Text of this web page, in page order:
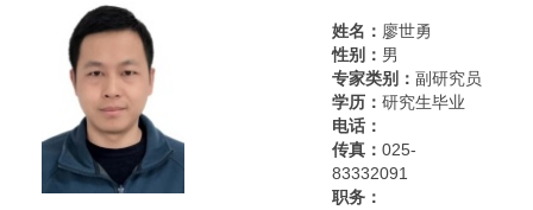
姓名： 廖世勇
性别： 男
专家类别： 副研究员
学历： 研究生毕业
电话：
传真： 025-
83332091
职务：